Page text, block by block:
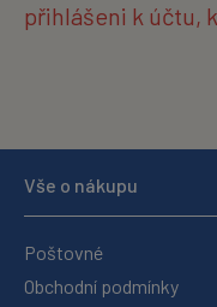
přihlášeni k účtu,
Vše o nákupu
Poštovné
Obchodní podmínky